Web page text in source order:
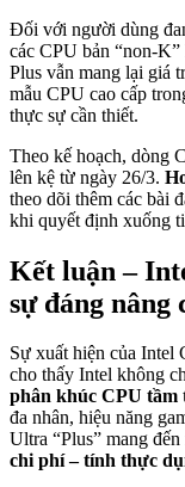
Đối với người dùng
các CPU bản “non-
Plus vẫn mang lại giá
mẫu CPU cao cấp
thực sự cần thiết.
Theo kế hoạch, dòng
lên kệ từ ngày 26/3.
theo dõi thêm các bài
khi quyết định xuống
Kết luận –
sự đáng nâng
Sự xuất hiện của Intel
cho thấy Intel không
phân khúc CPU tầm
đa nhân, hiệu năng
Ultra “Plus” mang
chi phí – tính thực